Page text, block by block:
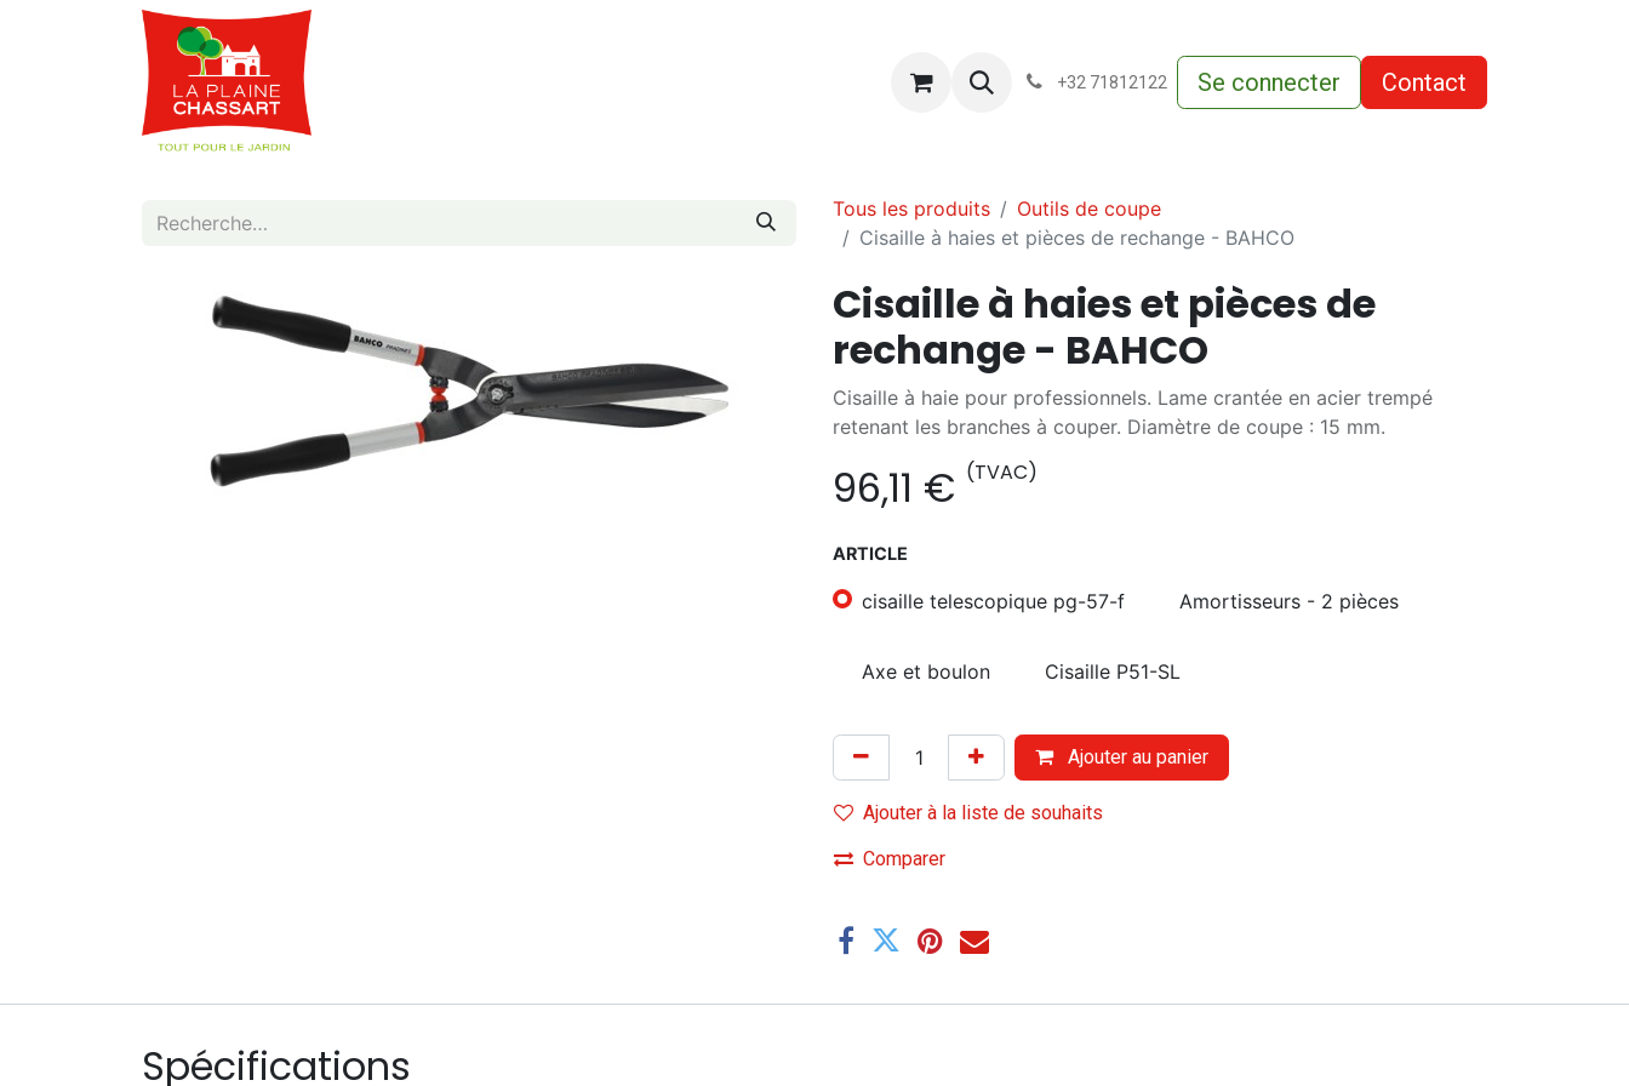
Conditions-generales-de-vente
+32 71812122 Se connecter Contact
Tous les produits
Outils de coupe
Cisaille à haies et pièces de rechange - BAHCO
Cisaille à haies et pièces de
rechange - BAHCO
Cisaille à haie pour professionnels. Lame crantée en acier trempé
retenant les branches à couper. Diamètre de coupe : 15 mm.
96,11 € (TVAC)
ARTICLE
cisaille telescopique pg-57-f Amortisseurs - 2 pièces
Axe et boulon Cisaille P51-SL
Ajouter au panier
Ajouter à la liste de souhaits
Comparer
Spécifications